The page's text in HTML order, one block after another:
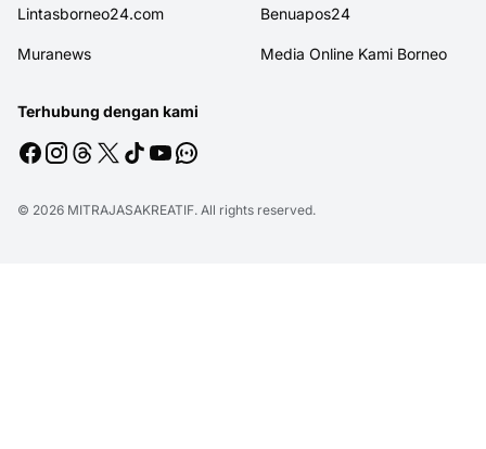
Lintasborneo24.com Benuapos24
Muranews Media Online Kami Borneo
Terhubung dengan kami
© 2026 MITRAJASAKREATIF. All rights reserved.